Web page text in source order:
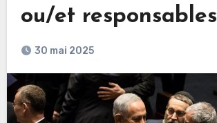
ou/et responsables
30 mai 2025